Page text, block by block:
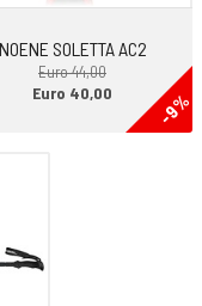
in condizioni di pioggia.
NOENE SOLETTA AC2
Euro 44,00
-9%
Euro 40,00